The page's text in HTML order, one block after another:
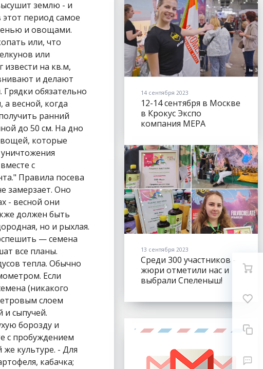
14 сентября 2023
12-14 сентября в Москве
в Крокус Экспо
компания МЕРА
бренды на выставке
ЦВЕТЫ ЭКСПО
(FLOWERSEXPO).
13 сентября 2023
Среди 300 участников -
жюри отметили нас и
выбрали Спеленыш!